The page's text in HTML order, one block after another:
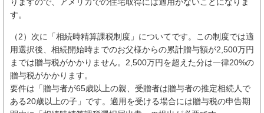
す。
（2）次に「相続時精算課税制度」についてです。この制度では適
用選択後、相続開始時までのお父様からの累計贈与額が2,500万円
までは贈与税がかかりません。2,500万円を超えた分は一律20%の
贈与税がかかります。
要件は「贈与者が65歳以上の親、受贈者は贈与者の推定相続人で
ある20歳以上の子」です。適用を受ける場合には贈与税の申告期